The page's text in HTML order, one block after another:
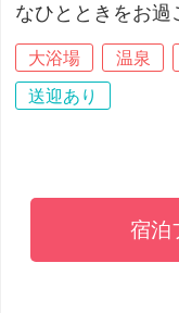
なひとときをお過
大浴場 温泉
送迎あり
宿泊